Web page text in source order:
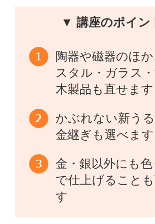
▼ 講座のポイン
陶器や磁器のほか
スタル・ガラス・
木製品も直せます
かぶれない新う
金継ぎも選べます
金・銀以外にも色
で仕上げること
す